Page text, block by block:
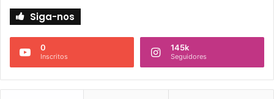
Siga-nos
0
Inscritos
145k
Seguidores